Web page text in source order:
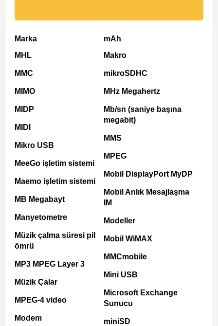
Marka
MHL
MMC
MIMO
MIDP
MIDI
Mikro USB
MeeGo işletim sistemi
Maemo işletim sistemi
MB Megabayt
Manyetometre
Müzik çalma süresi pil
ömrü
MP3 MPEG Layer 3
Müzik Çalar
MPEG-4 video
Modem
mAh
Makro
mikroSDHC
MHz Megahertz
Mb/sn (saniye başına
megabit)
MMS
MPEG
Mobil DisplayPort MyDP
Mobil Anlık Mesajlaşma
IM
Modeller
Mobil WiMAX
MMCmobile
Mini USB
Microsoft Exchange
Sunucu
miniSD